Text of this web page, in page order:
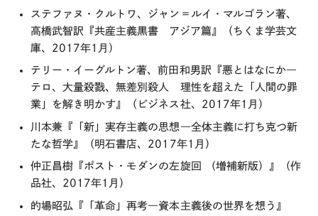
ステファヌ・クルトワ、ジャン＝ルイ・マルゴラン著、
高橋武智訳『共産主義黒書 アジア篇』（ちくま学芸文
庫、2017年1月）
テリー・イーグルトン著、前田和男訳『悪とはなにか―
テロ、大量殺戮、無差別殺人 理性を超えた「人間の罪
業」を解き明かす』（ビジネス社、2017年1月）
川本兼『「新」実存主義の思想―全体主義に打ち克つ新
たな哲学』（明石書店、2017年1月）
仲正昌樹『ポスト・モダンの左旋回 （増補新版）』（作
品社、2017年1月）
的場昭弘『「革命」再考―資本主義後の世界を想う』